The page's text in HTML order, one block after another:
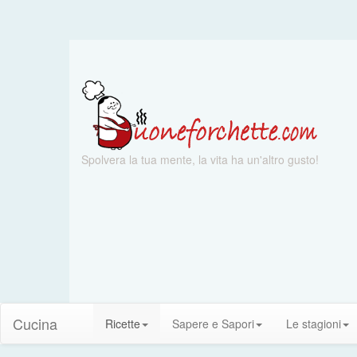
Spolvera la tua mente, la vita ha un'altro gusto!
Cucina Ricette Sapere e Sapori Le stagioni